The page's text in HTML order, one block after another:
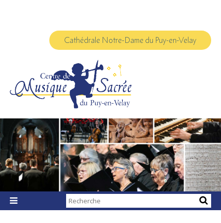
Cathédrale Notre-Dame du Puy-en-Velay

Chercher par
Recherche